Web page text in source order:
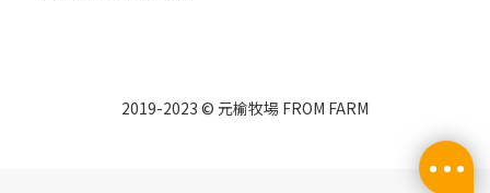
2019-2023 © 元榆牧場 FROM FARM